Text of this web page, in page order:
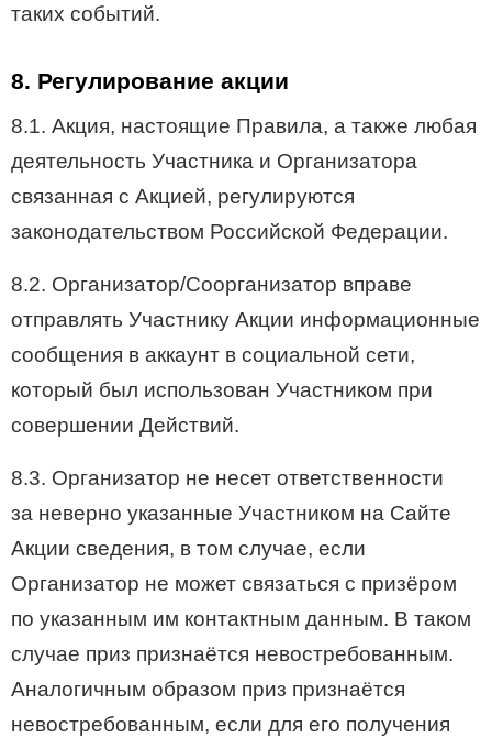
таких событий.
8. Регулирование акции
8.1. Акция, настоящие Правила, а также любая
деятельность Участника и Организатора
связанная с Акцией, регулируются
законодательством Российской Федерации.
8.2. Организатор/Соорганизатор вправе
отправлять Участнику Акции информационные
сообщения в аккаунт в социальной сети,
который был использован Участником при
совершении Действий.
8.3. Организатор не несет ответственности
за неверно указанные Участником на Сайте
Акции сведения, в том случае, если
Организатор не может связаться с призёром
по указанным им контактным данным. В таком
случае приз признаётся невостребованным.
Аналогичным образом приз признаётся
невостребованным, если для его получения